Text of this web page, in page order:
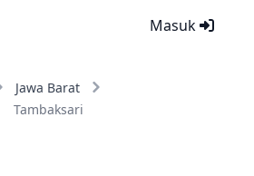
Masuk
Jawa Barat
Tambaksari